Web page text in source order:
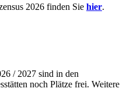
2026 finden Sie hier.
/ 2027 sind in den
noch Plätze frei. Weitere